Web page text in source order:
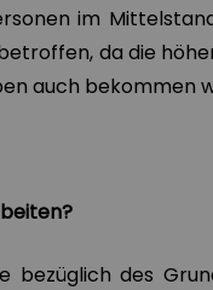
im
da die
auch bekommen
bezüglich des